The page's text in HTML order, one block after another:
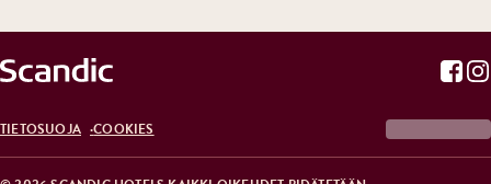
TIETOSUOJA COOKIES